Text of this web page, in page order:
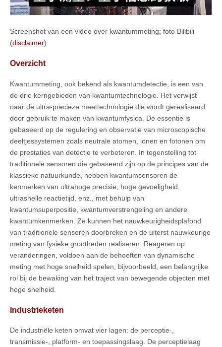
Screenshot van een video over kwantummeting; foto Bilibili
(disclaimer)
Overzicht
Kwantummeting, ook bekend als kwantumdetectie, is een van
de drie kerngebieden van kwantumtechnologie. Het verwijst
naar de ultra-precieze meettechnologie die wordt gerealiseerd
door gebruik te maken van kwantumfysica. De essentie is
gebaseerd op de regulering en observatie van microscopische
deeltjessystemen zoals neutrale atomen, ionen en fotonen om
de prestaties van detectie te verbeteren. In tegenstelling tot
traditionele sensoren die gebaseerd zijn op de principes van de
klassieke natuurkunde, hebben kwantumsensoren de
kenmerken van ultrahoge precisie, hoge gevoeligheid,
ultrasnelle reactietijd, enz., met behulp van
kwantumsuperpositie, kwantumverstrengeling en andere
kwantumkenmerken. Ze kunnen het nauwkeurigheidsplafond
van traditionele sensoren doorbreken en de uiterst nauwkeurige
meting van fysieke grootheden realiseren. Reageren op
veranderingen, voldoen aan de behoeften van dynamische
meting met hoge snelheid spelen, bijvoorbeeld, een belangrijke
rol bij de bewaking van het traject van bewegende objecten met
hoge snelheid.
Industrieketen
De industriële keten omvat vier lagen: de perceptie-,
transmissie-, platform- en toepassingslaag. De perceptielaag